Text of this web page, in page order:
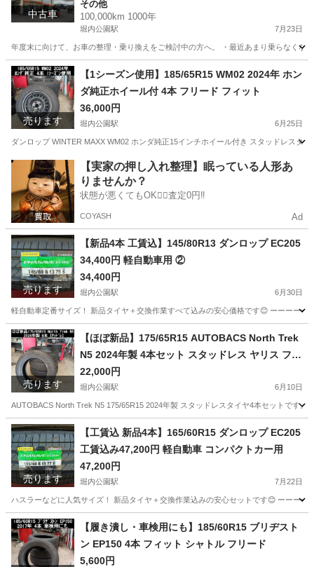
中古車
その他
100,000km 1000年
堀内公園駅 7月23日
年度末に向けて、お車の整理・乗り換えをご検討中の方へ。 ・最近あまり乗らなく
愛知 安城市 堀内公園駅 その他
売ります
【1シーズン使用】185/65R15 WM02 2024年 ホン
ダ純正ホイール付 4本 フリード フィット
36,000円
堀内公園駅 6月25日
ダンロップ WINTER MAXX WM02 ホンダ純正15インチホイール付き スタッドレスタ
愛知 安城市 堀内公園駅 タイヤ、ホイール ホイール
【実家の押し入れ整理】眠っている人形あ
りませんか？
状態が悪くてもOK🙆‍♀️査定0円‼️
COYASH Ad
売ります
【新品4本 工賃込】145/80R13 ダンロップ EC205
34,400円 軽自動車用 ②
34,400円
堀内公園駅 6月30日
軽自動車定番サイズ！ 新品タイヤ＋交換作業すべて込みの安心価格です😊 ーーーー
愛知 安城市 堀内公園駅
売ります
【ほぼ新品】175/65R15 AUTOBACS North Trek
N5 2024年製 4本セット スタッドレス ヤリス フィ
ット アクア
22,000円
堀内公園駅 6月10日
AUTOBACS North Trek N5 175/65R15 2024年製 スタッドレスタイヤ4本セットです
愛知 安城市 堀内公園駅 タイヤ、ホイール
売ります
【工賃込 新品4本】165/60R15 ダンロップ EC205
工賃込み47,200円 軽自動車 コンパクトカー用
47,200円
堀内公園駅 7月22日
ハスラーなどに人気サイズ！ 新品タイヤ＋交換作業込みの安心セットです😊 ーーー
愛知 安城市 堀内公園駅 タイヤ、ホイール
【履き潰し・車検用にも】185/60R15 ブリヂスト
ン EP150 4本 フィット シャトル フリード
5,600円